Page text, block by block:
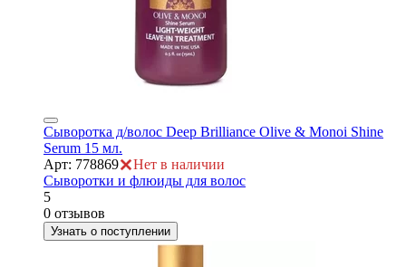
Сыворотка д/волос Deep Brilliance Olive & Monoi Shine
Serum 15 мл.
Арт: 778869
Нет в наличии
Сыворотки и флюиды для волос
5
0 отзывов
Узнать о поступлении